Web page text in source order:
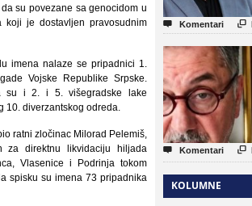
su povezane sa genocidom u
je dostavljen pravosudnim
imena nalaze se pripadnici 1.
Vojske Republike Srpske.
su i 2. i 5. višegradske lake
10. diverzantskog odreda.
ratni zločinac Milorad Pelemiš,
za direktnu likvidaciju hiljada
Vlasenice i Podrinja tokom
spisku su imena 73 pripadnika
 Komentari 
 Komentari 
KOLUMNE